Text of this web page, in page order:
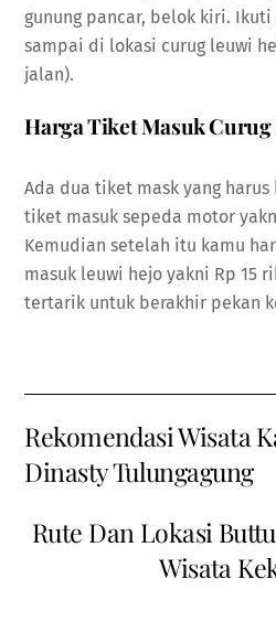
gunung pancar, belok kiri.
sampai di lokasi curug leuwi
jalan).
Harga Tiket Masuk
Ada dua tiket mask yang
tiket masuk sepeda motor
Kemudian setelah itu kamu
masuk leuwi hejo yakni Rp 15
tertarik untuk berakhir pekan
Rekomendasi Wisata
Dinasty Tulungagung
Rute Dan Lokasi
Wisata